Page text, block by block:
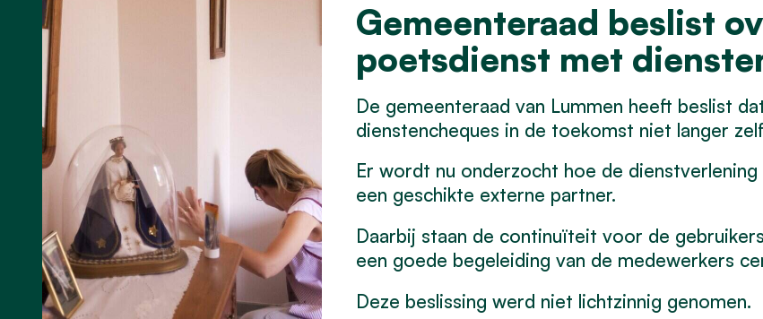
Gemeenteraad beslist
poetsdienst met
De gemeenteraad van Lummen heeft beslist
dienstencheques in de toekomst niet langer
Er wordt nu onderzocht hoe de
een geschikte externe partner.
Daarbij staan de continuïteit voor de
een goede begeleiding van de medewerkers
Deze beslissing werd niet lichtzinnig genomen.